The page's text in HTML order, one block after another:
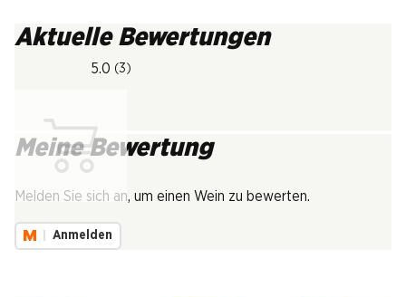
Aktuelle Bewertungen
5.0 (3)
Meine Bewertung
Melden Sie sich an, um einen Wein zu bewerten.
Anmelden